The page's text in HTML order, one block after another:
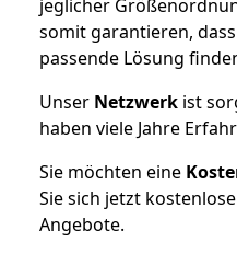
jeglicher
somit garantieren,
passende Lösung
Unser Netzwerk ist
haben viele Jahre
Sie möchten eine
Sie sich jetzt
Angebote.